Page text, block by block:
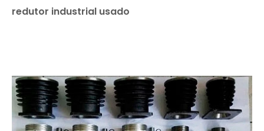
redutor industrial usado